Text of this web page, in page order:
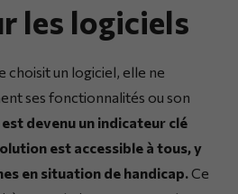
les logiciels
choisit un logiciel, elle ne
ses fonctionnalités ou son
devenu un indicateur clé
est accessible à tous, y
en situation de handicap. Ce